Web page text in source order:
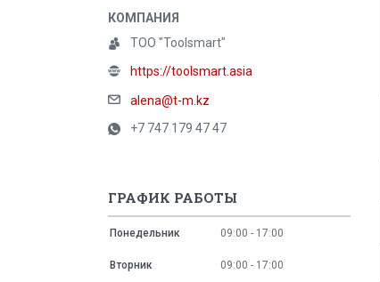
ТОО "Toolsmart"
https://toolsmart.asia
alena@t-m.kz
+7 747 179 47 47
ГРАФИК РАБОТЫ
Понедельник 09:00 17:00
Вторник 09:00 17:00